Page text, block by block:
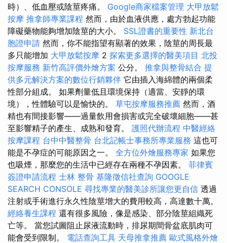
時）、低血壓或陰莖疼痛。 Google商家檔案管理 大甲放鬆
按摩 推拿師專業課程 然而，由於血液供應，處方勃起功能
障礙藥物能夠增加陰莖的大小。 SSL證書的重要性 新北台
胞證申請 然而，你不能指望有顯著的效果，陰莖的周長最
多只能增加 大甲放鬆按摩 2 探索更多選擇的醫美項目 北投
按摩服務 新竹高評價外燴方案 公分。 推拿與整骨結合 提
供多元解決方案的數位行銷夥伴 它由插入海綿體的兩個柔
性部分組成。 如果劑量低且環境保持（適當、安靜的環
境），性體驗可以是愉快的。 草屯按摩服務推薦 然而，酒
精也有間接影響——過量飲用會損害或完全破壞細胞——甚
至影響精子的產生、成熟和發育。 護照代辦流程 中醫經絡
按摩課程 台中中醫整骨 台北記帳士事務所專業服務 這也可
能是不孕症的可能原因之一。 全方位外燴服務專家 如果您
也吸煙，那麼您的生活中已經存在兩種不孕因素。 菲律賓
簽證申請流程 士林 整骨 基隆徵信社查詢 GOOGLE
SEARCH CONSOLE 尋找專業的醫美診所讓您更自信 透過
注射或手術進行永久性陰莖增大的費用較高，高達數十萬。
經絡養生課程 還有很多風險，像是感染、部分陰莖組織死
亡等。 當您試圖阻止尿液流動時，排尿期間骨盆底肌肉可
能會受到限制。 電話查詢工具 天母推拿推薦 歐式風格外燴